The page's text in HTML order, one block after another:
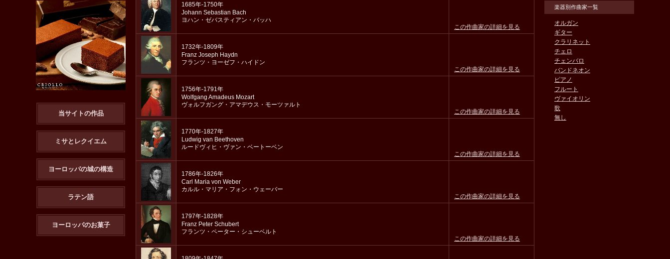
1685年-1750年
Johann Sebastian Bach
ヨハン・ゼバスティアン・バッハ
この作曲家の詳細を見る
1732年-1809年
Franz Joseph Haydn
フランツ・ヨーゼフ・ハイドン
この作曲家の詳細を見る
1756年-1791年
Wolfgang Amadeus Mozart
ヴォルフガング・アマデウス・モーツァルト
この作曲家の詳細を見る
1770年-1827年
Ludwig van Beethoven
ルードヴィヒ・ヴァン・ベートーベン
この作曲家の詳細を見る
1786年-1826年
Carl Maria von Weber
カルル・マリア・フォン・ウェーバー
この作曲家の詳細を見る
1797年-1828年
Franz Peter Schubert
フランツ・ペーター・シューベルト
この作曲家の詳細を見る
当サイトの作品
ミサとレクイエム
ヨーロッパの城の構造
ラテン語
ヨーロッパのお菓子
楽器別作曲家一覧
オルガン
ギター
クラリネット
チェロ
チェンバロ
バンドネオン
ピアノ
フルート
ヴァイオリン
歌
無し